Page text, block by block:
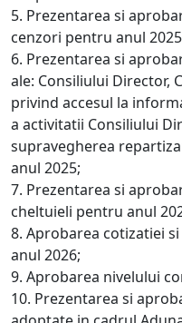
5. Prezentarea si
cenzori pentru anul
6. Prezentarea si
ale: Consiliului Director,
privind accesul la
a activitatii Consiliului
supravegherea
anul 2025;
7. Prezentarea si
cheltuieli pentru anul
8. Aprobarea cotizatiei
anul 2026;
9. Aprobarea nivelului
10. Prezentarea si